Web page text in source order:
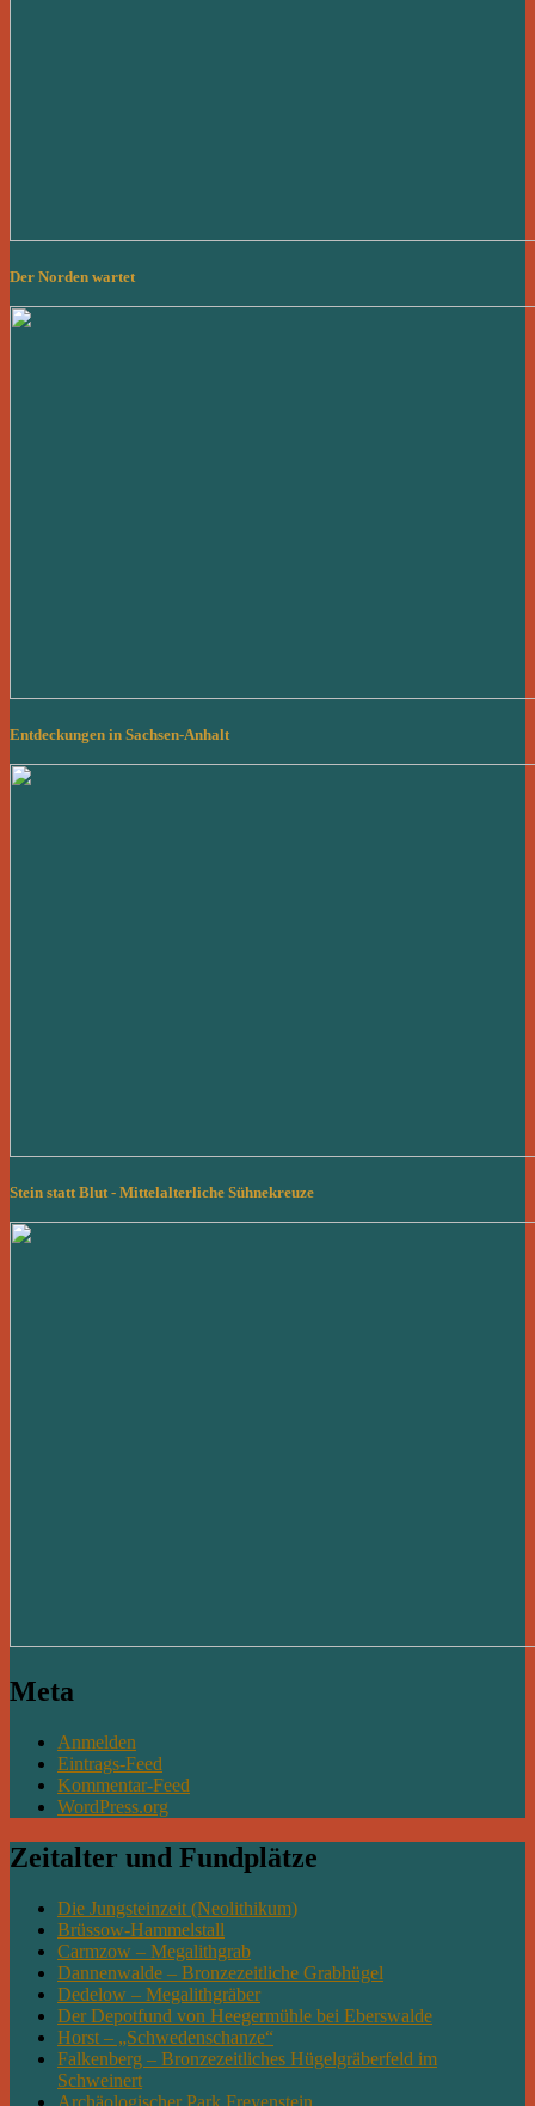
Der Norden wartet
Entdeckungen in Sachsen-Anhalt
Stein statt Blut - Mittelalterliche Sühnekreuze
Meta
Anmelden
Eintrags-Feed
Kommentar-Feed
WordPress.org
Zeitalter und Fundplätze
Die Jungsteinzeit (Neolithikum)
Brüssow-Hammelstall
Carmzow – Megalithgrab
Dannenwalde – Bronzezeitliche Grabhügel
Dedelow – Megalithgräber
Der Depotfund von Heegermühle bei Eberswalde
Horst – „Schwedenschanze“
Falkenberg – Bronzezeitliches Hügelgräberfeld im
Schweinert
Archäologischer Park Freyenstein